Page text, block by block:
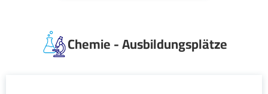
Chemie - Ausbildungsplätze